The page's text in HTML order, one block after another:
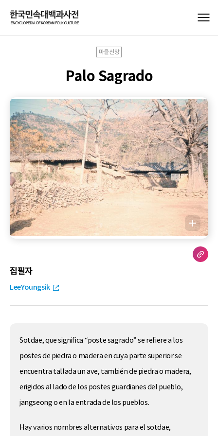
마을신앙
Palo Sagrado
집필자
LeeYoungsik
Sotdae, que significa “poste sagrado” se refiere a los
postes de piedra o madera en cuya parte superior se
encuentra tallada un ave, también de piedra o madera,
erigidos al lado de los postes guardianes del pueblo,
jangseong o en la entrada de los pueblos.
Hay varios nombres alternativos para el sotdae,